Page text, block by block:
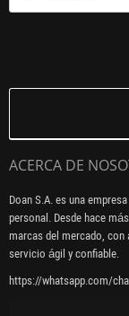
ACERCA DE
Doan S.A. es una
personal. Desde hace
marcas del mercado,
servicio ágil y confiable.
https://whatsapp.com/